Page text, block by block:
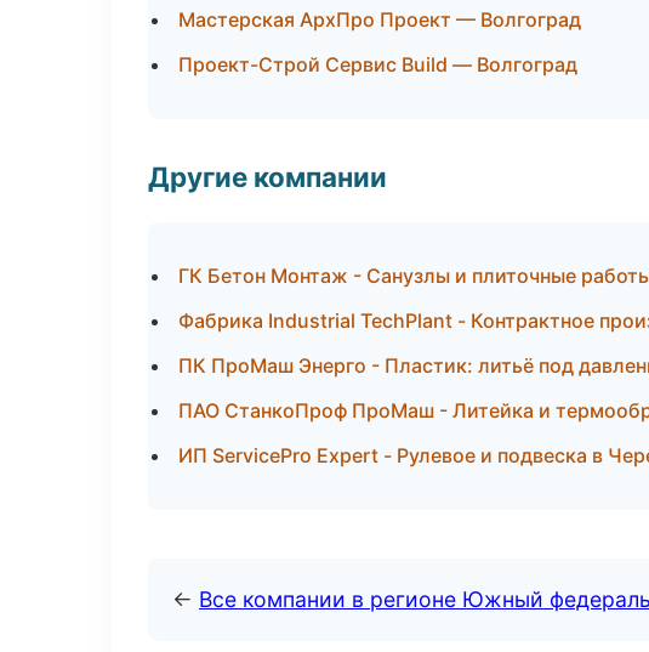
Мастерская АрхПро Проект — Волгоград
Проект-Строй Сервис Build — Волгоград
Другие компании
ГК Бетон Монтаж - Санузлы и плиточные
Фабрика Industrial TechPlant - Контрактное
ПК ПроМаш Энерго - Пластик: литьё под
ПАО СтанкоПроф ПроМаш - Литейка и
ИП ServicePro Expert - Рулевое и подвеска в
← Все компании в регионе Южный